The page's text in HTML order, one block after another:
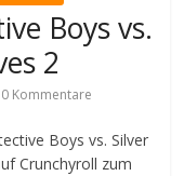
Boys vs.
2
0 Kommentare
Boys vs. Silver
Crunchyroll zum